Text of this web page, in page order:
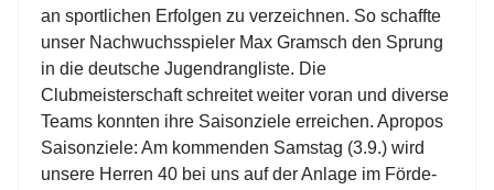
an sportlichen Erfolgen zu verzeichnen. So schaffte
unser Nachwuchsspieler Max Gramsch den Sprung
in die deutsche Jugendrangliste. Die
Clubmeisterschaft schreitet weiter voran und diverse
Teams konnten ihre Saisonziele erreichen. Apropos
Saisonziele: Am kommenden Samstag (3.9.) wird
unsere Herren 40 bei uns auf der Anlage im Förde-